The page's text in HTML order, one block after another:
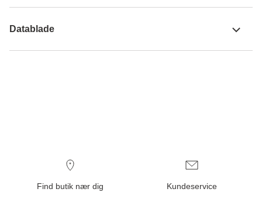
Datablade
Find butik nær dig Kundeservice